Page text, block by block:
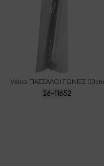
Velco ΠΑΣΣΑΛΟΙ ΓΩΝΙΕΣ 30cm
26-11652